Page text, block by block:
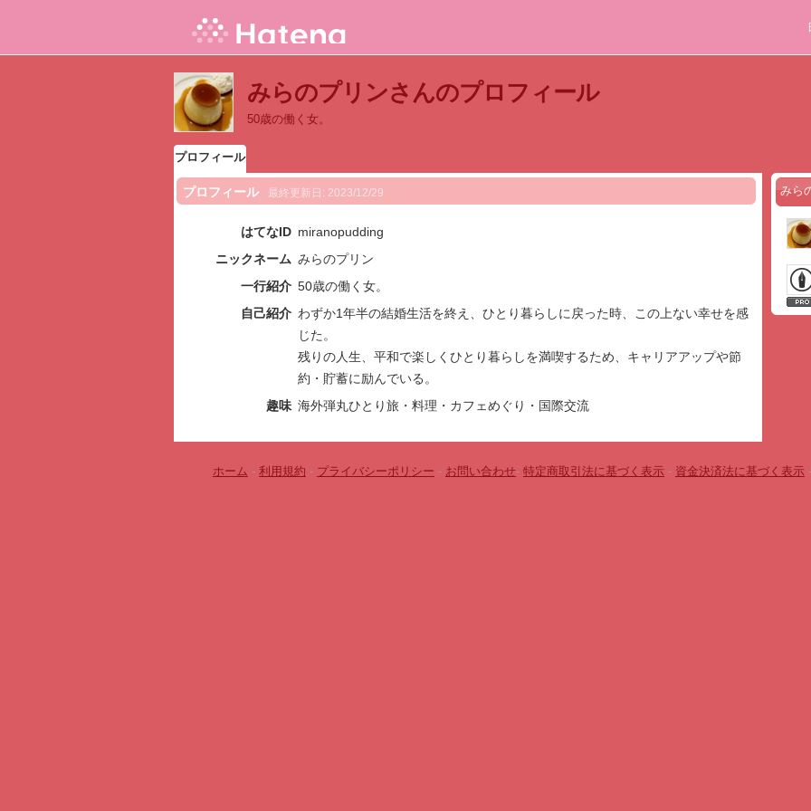
みらのプリンさんのプロフィール
50歳の働く女。
プロフィール
プロフィール 最終更新日: 2023/12/29
はてなID miranopudding
ニックネーム みらのプリン
一行紹介 50歳の働く女。
自己紹介 わずか1年半の結婚生活を終え、ひとり暮らしに戻った時、この上ない幸せを感
じた。
残りの人生、平和で楽しくひとり暮らしを満喫するため、キャリアアップや節
約・貯蓄に励んでいる。
趣味 海外弾丸ひとり旅・料理・カフェめぐり・国際交流
みら
ホーム - 利用規約 - プライバシーポリシー - お問い合わせ- 特定商取引法に基づく表示 - 資金決済法に基づく表示 -